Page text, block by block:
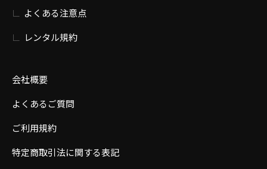
よくある注意点
レンタル規約
会社概要
よくあるご質問
ご利用規約
特定商取引法に関する表記